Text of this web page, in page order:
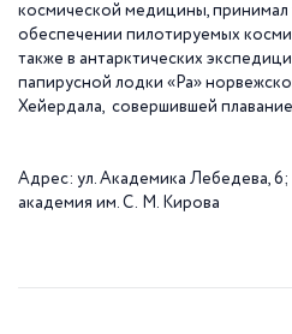
космической медицины, принимал
обеспечении пилотируемых
также в антарктических
папирусной лодки «Ра»
Хейердала, совершившей
Адрес: ул. Академика Лебедева,
академия им. С.
М. Кирова